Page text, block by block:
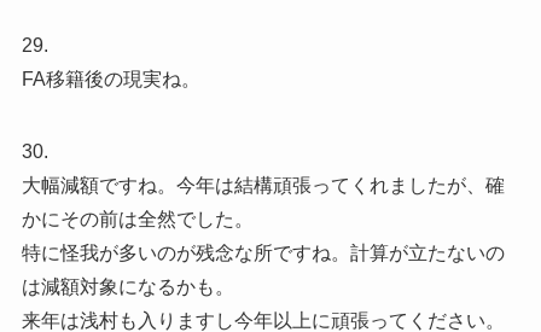
29.
FA移籍後の現実ね。
30.
大幅減額ですね。今年は結構頑張ってくれましたが、確
かにその前は全然でした。
特に怪我が多いのが残念な所ですね。計算が立たないの
は減額対象になるかも。
来年は浅村も入りますし今年以上に頑張ってください。